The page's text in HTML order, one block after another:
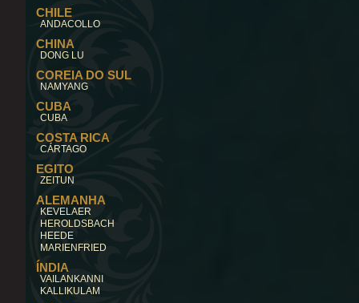
CHILE
ANDACOLLO
CHINA
DONG LU
COREIA DO SUL
NAMYANG
CUBA
CUBA
COSTA RICA
CÁRTAGO
EGITO
ZEITUN
ALEMANHA
KEVELAER
HEROLDSBACH
HEEDE
MARIENFRIED
ÍNDIA
VAILANKANNI
KALLIKULAM